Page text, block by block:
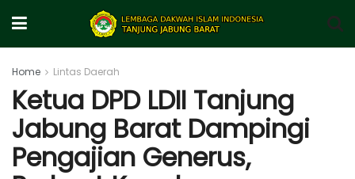
Home Lintas Daerah
Ketua DPD LDII Tanjung
Jabung Barat Dampingi
Pengajian Generus,